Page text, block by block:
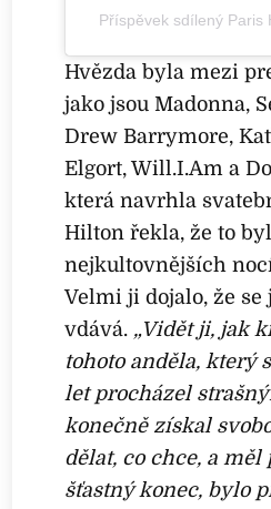
Příspěvek sdílený Paris
Hvězda byla mezi
jako jsou Madonna,
Drew Barrymore,
Elgort, Will.I.Am a
která navrhla
Hilton řekla, že to
nejkultovnějších
Velmi ji dojalo, že se
vdává. „Vidět ji, jak
tohoto anděla, který
let procházel
konečně získal
dělat, co chce, a měl
šťastný konec, bylo